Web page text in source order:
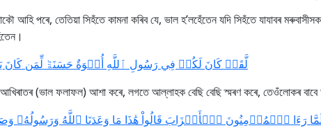
আকৌ আহি পৰে, তেতিয়া সিহঁতে কামনা কৰিব যে, ভাল হ’লহেঁতেন যদি সিহঁতে যাযাবৰ
لَّقَدۡ كَانَ لَكُمۡ فِي رَسُولِ ٱللَّهِ أُسۡوَةٌ حَسَنَةٞ لِّمَن كَانَ
(ভাল ফলাফল) আশা কৰে, লগতে আল্লাহক বেছি বেছি স্মৰণ কৰে, তেওঁলোকৰ
رَءَا ٱلۡمُؤۡمِنُونَ ٱلۡأَحۡزَابَ قَالُواْ هَٰذَا مَا وَعَدَنَا ٱللَّهُ وَرَسُولُهُۥ